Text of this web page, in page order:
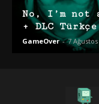
No, I’m not
+ DLC Türkçe
GameOver - 7 Ağustos